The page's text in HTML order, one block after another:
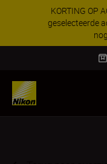
KORTING OP
geselecteerde